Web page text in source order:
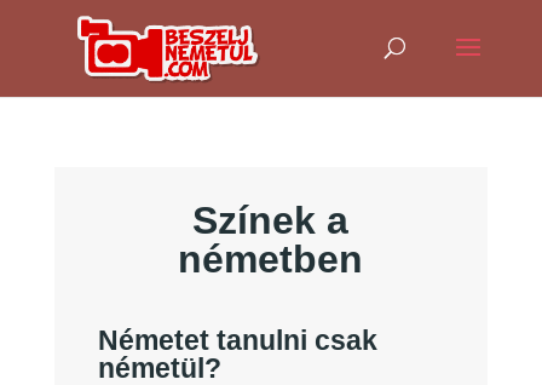
Színek a
németben
Németet tanulni csak
németül?